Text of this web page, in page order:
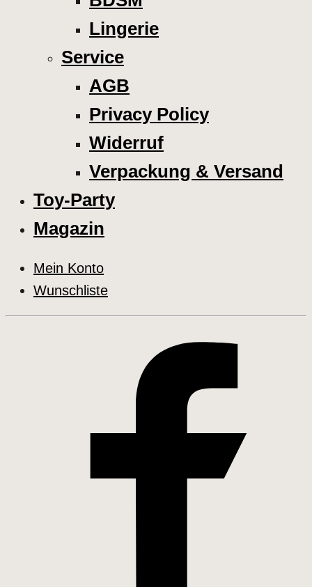
Lingerie
Service
AGB
Privacy Policy
Widerruf
Verpackung & Versand
Toy-Party
Magazin
Mein Konto
Wunschliste